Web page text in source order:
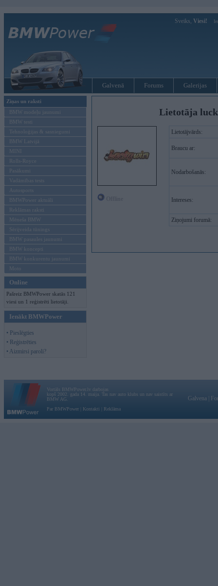
Sveiks, Viesi!
Galvenā Forums Galerijas
Ziņas un raksti
BMW modeļu jaunumi
BMW testi
Tehnoloģijas & sasniegumi
BMW Latvijā
MINI
Rolls-Royce
Pasākumi
Vadāmības tests
Autosports
BMWPower aktuāli
Reklāmas raksti
Mēneša BMW
Sērijveida tūnings
BMW pasaules jaunumi
BMW koncepti
BMW konkurentu jaunumi
Moto
Online
Pašreiz BMWPower skatās 121
viesi un 1 reģistrēti lietotāji.
Ienākt BMWPower
• Pieslēgties
• Reģistrēties
• Aizmirsi paroli?
Lietotāja
Lietotājvārds:
Braucu ar:
Nodarbošanās:
Intereses:
Ziņojumi forumā:
Vortāls BMWPower.lv darbojas
kopš 2002. gada 14. maija. Tas nav auto klubs un nav saistīts ar
BMW AG.
Par BMWPower
Kontakti Reklāma
Galvena